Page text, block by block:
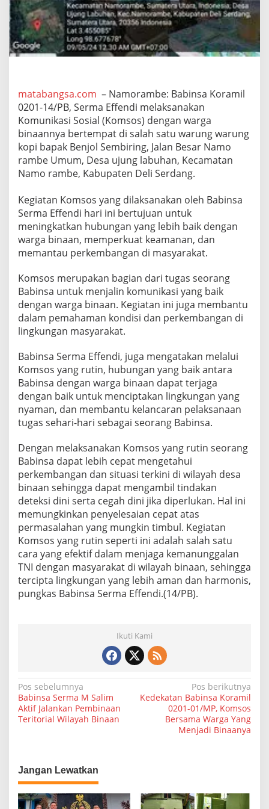
n
j
a
n
g
,
b
i
n
s
a
S
e
m
E
f
f
e
n
d
T
e
t
a
p
L
k
s
a
n
a
k
n
o
m
s
o
s
K
o
r
a
m
i
l
0
2
B
matabangsa.com – Namorambe: Babinsa Koramil
0201-14/PB, Serma Effendi melaksanakan
Komunikasi Sosial (Komsos) dengan warga
binaannya bertempat di salah satu warung warung
kopi bapak Benjol Sembiring, Jalan Besar Namo
rambe Umum, Desa ujung labuhan, Kecamatan
Namo rambe, Kabupaten Deli Serdang.
Kegiatan Komsos yang dilaksanakan oleh Babinsa
Serma Effendi hari ini bertujuan untuk
meningkatkan hubungan yang lebih baik dengan
warga binaan, memperkuat keamanan, dan
memantau perkembangan di masyarakat.
Komsos merupakan bagian dari tugas seorang
Babinsa untuk menjalin komunikasi yang baik
dengan warga binaan. Kegiatan ini juga membantu
dalam pemahaman kondisi dan perkembangan di
lingkungan masyarakat.
Babinsa Serma Effendi, juga mengatakan melalui
Komsos yang rutin, hubungan yang baik antara
Babinsa dengan warga binaan dapat terjaga
dengan baik untuk menciptakan lingkungan yang
nyaman, dan membantu kelancaran pelaksanaan
tugas sehari-hari sebagai seorang Babinsa.
Dengan melaksanakan Komsos yang rutin seorang
Babinsa dapat lebih cepat mengetahui
perkembangan dan situasi terkini di wilayah desa
binaan sehingga dapat mengambil tindakan
deteksi dini serta cegah dini jika diperlukan. Hal ini
memungkinkan penyelesaian cepat atas
permasalahan yang mungkin timbul. Kegiatan
Komsos yang rutin seperti ini adalah salah satu
cara yang efektif dalam menjaga kemanunggalan
TNI dengan masyarakat di wilayah binaan, sehingga
tercipta lingkungan yang lebih aman dan harmonis,
pungkas Babinsa Serma Effendi.(14/PB).
Ikuti Kami
N
a
v
a
s
Pos sebelumnya
Babinsa Serma M Salim
Aktif Jalankan Pembinaan
Teritorial Wilayah Binaan
Pos berikutnya
Kedekatan Babinsa Koramil
0201-01/MP, Komsos
Bersama Warga Yang
Menjadi Binaanya
Jangan Lewatkan